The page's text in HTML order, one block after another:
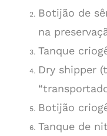
Botijão de
na
Tanque
Dry shipper
Botijão
Tanque de